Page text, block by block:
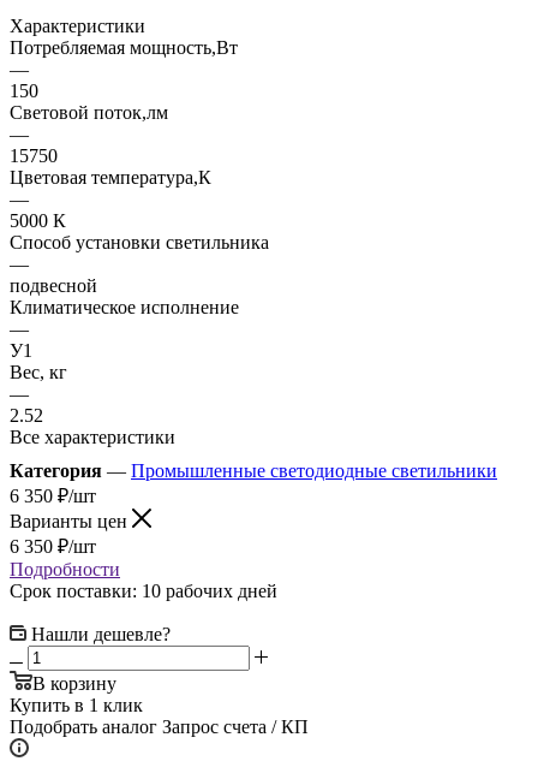
Характеристики
Потребляемая мощность,Вт
—
150
Световой поток,лм
—
15750
Цветовая температура,К
—
5000 К
Способ установки светильника
—
подвесной
Климатическое исполнение
—
У1
Вес, кг
—
2.52
Все характеристики
Категория — Промышленные светодиодные светильники
6 350 ₽/шт
Варианты цен
6 350 ₽/шт
Подробности
Срок поставки: 10 рабочих дней
Нашли дешевле?
В корзину
Купить в 1 клик
Подобрать аналог Запрос счета / КП